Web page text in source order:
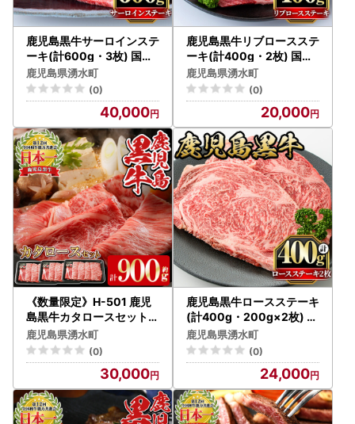
鹿児島黒牛サーロインステ
ーキ(計600g・3枚) 国産
九州産 牛肉 黒牛 黒毛和牛
和牛 お肉 ステーキ ロース
冷凍【さつま屋産業】_y4
鹿児島県湧水町
(0)
40,000
鹿児島黒牛リブロースステ
ーキ(計400g・2枚) 国産
九州産 鹿児島県産 牛肉 黒
牛 黒毛和牛 和牛 お肉 ステ
ーキ ロース リブ 冷凍 霜降
り【さつま屋産業】_y428
鹿児島県湧水町
(0)
20,000
《数量限定》H-501 鹿児
島黒牛カタロースセット(
計900g・300g×3P) 国
産 九州産 牛肉 黒毛和牛 和
牛 国産牛 お肉 スライス す
き焼き しゃぶしゃぶ 小分
け 冷凍【湧水町JAあいら
】_y597
鹿児島県湧水町
(0)
30,000
鹿児島黒牛ロースステーキ
(計400g・200g×2枚) 国
産 九州産 鹿児島県産 牛肉
黒牛 黒毛和牛 和牛 お肉 ス
テーキ ロース 冷凍【さつ
ま屋産業】_y432
鹿児島県湧水町
(0)
24,000